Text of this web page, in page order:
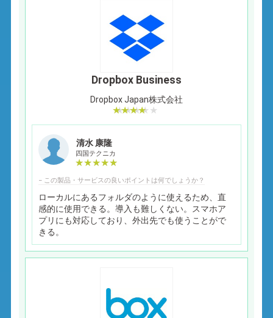
Dropbox Business
Dropbox Japan株式会社
清水 康隆
四国テクニカ
− この製品・サービスの良いポイントは何でしょうか？
ローカルにあるフォルダのように使えるため、直
感的に使用できる。導入も難しくない。スマホア
プリにも対応しており、外出先でも使うことがで
きる。